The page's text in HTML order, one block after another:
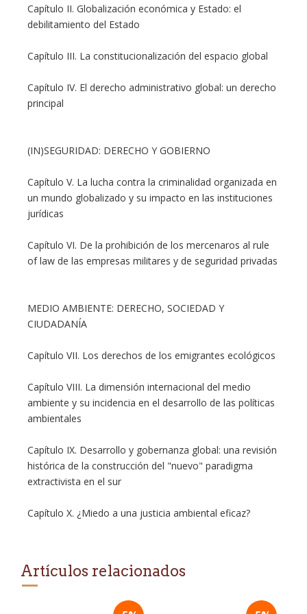
Capítulo II. Globalización económica y Estado: el
debilitamiento del Estado
Capítulo III. La constitucionalización del espacio global
Capítulo IV. El derecho administrativo global: un derecho
principal
(IN)SEGURIDAD: DERECHO Y GOBIERNO
Capítulo V. La lucha contra la criminalidad organizada en
un mundo globalizado y su impacto en las instituciones
jurídicas
Capítulo VI. De la prohibición de los mercenaros al rule
of law de las empresas militares y de seguridad privadas
MEDIO AMBIENTE: DERECHO, SOCIEDAD Y
CIUDADANÍA
Capítulo VII. Los derechos de los emigrantes ecológicos
Capítulo VIII. La dimensión internacional del medio
ambiente y su incidencia en el desarrollo de las políticas
ambientales
Capítulo IX. Desarrollo y gobernanza global: una revisión
histórica de la construcción del "nuevo" paradigma
extractivista en el sur
Capítulo X. ¿Miedo a una justicia ambiental eficaz?
Artículos relacionados